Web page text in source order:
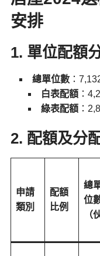
安排
1. 單位配額
總單位數：
白表配額：
綠表配額：
2. 配額及分
申請
類別
配額
比例
總
位
（